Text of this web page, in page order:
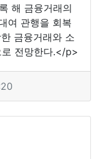
해 금융거래의
여 관행을 회복
금융거래와 소
전망한다.</p>